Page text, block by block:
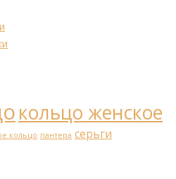
кольцо женское
кольцо пантера серьги